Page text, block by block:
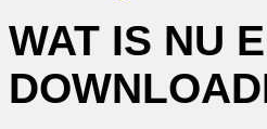
WAT IS NU